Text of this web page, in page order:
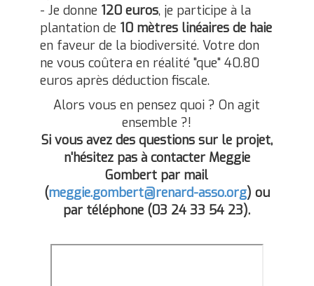
- Je donne 120 euros, je participe à la
plantation de 10 mètres linéaires de haie
en faveur de la biodiversité. Votre don
ne vous coûtera en réalité "que" 40.80
euros après déduction fiscale.
Alors vous en pensez quoi ? On agit
ensemble ?!
Si vous avez des questions sur le projet,
n'hésitez pas à contacter Meggie
Gombert par mail
(meggie.gombert@renard-asso.org) ou
par téléphone (03 24 33 54 23).